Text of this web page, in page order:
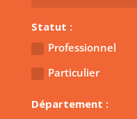
Statut :
Professionnel
Particulier
Département :